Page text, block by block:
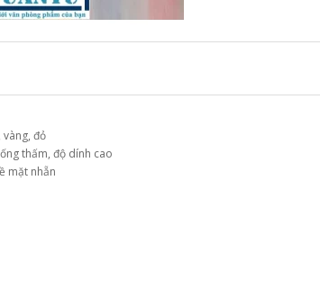
vàng, đỏ
thấm, độ dính cao
mặt nhẵn